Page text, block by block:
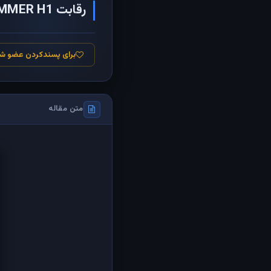
رقابت HUMMER H1 و تانک لئوپارد
برای پسندکردن عضو
متن مقاله